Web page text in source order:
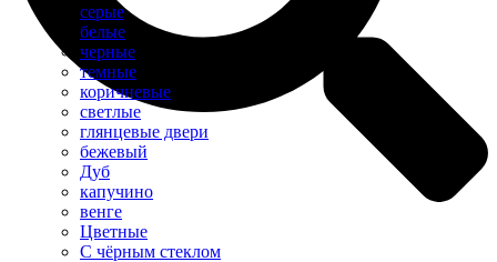
серые
белые
черные
темные
коричневые
светлые
глянцевые двери
бежевый
Дуб
капучино
венге
Цветные
С чёрным стеклом